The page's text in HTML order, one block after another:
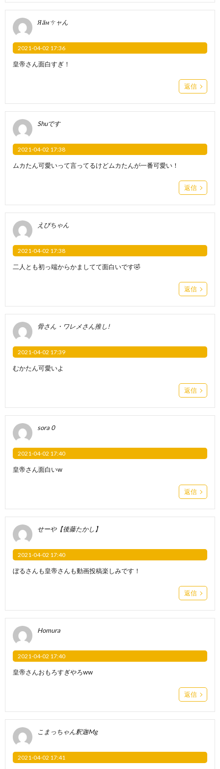
Яäмㄘャん
2021-04-02 17:36
皇帝さん面白すぎ！
返信
Shuです
2021-04-02 17:38
ムカたん可愛いって言ってるけどムカたんが一番可愛い！
返信
えびちゃん
2021-04-02 17:38
二人とも初っ端からかましてて面白いです🤣
返信
骨さん・ワレメさん推し!
2021-04-02 17:39
むかたん可愛いよ
返信
sora 0
2021-04-02 17:40
皇帝さん面白いw
返信
せーや【後藤たかし】
2021-04-02 17:40
ぼるさんも皇帝さんも動画投稿楽しみです！
返信
Homura
2021-04-02 17:40
皇帝さんおもろすぎやろww
返信
こまっちゃん釈迦Mg
2021-04-02 17:41